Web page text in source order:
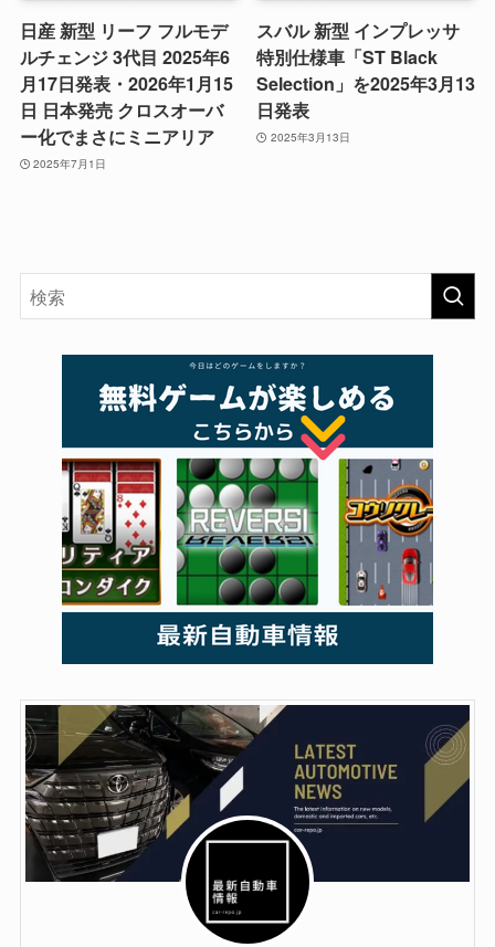
日産 新型 リーフ フルモデ
ルチェンジ 3代目 2025年6
月17日発表・2026年1月15
日 日本発売 クロスオーバ
ー化でまさにミニアリア
2025年7月1日
スバル 新型 インプレッサ
特別仕様車「ST Black
Selection」を2025年3月13
日発表
2025年3月13日